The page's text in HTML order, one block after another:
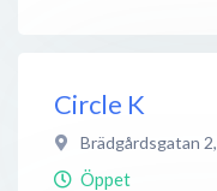
Circle K
Brädgårdsgatan 2,
Öppet